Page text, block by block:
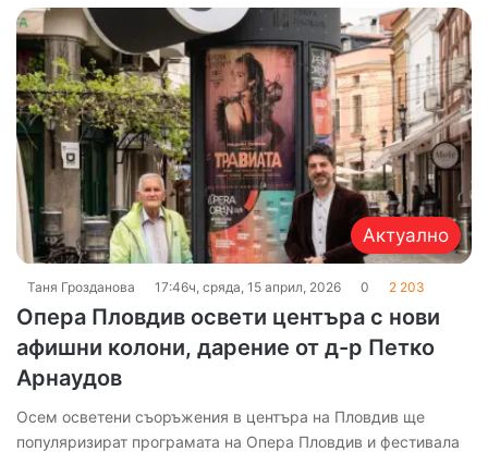
Актуално
Таня Грозданова 17:46ч, сряда, 15 април, 2026 0 2 203
Опера Пловдив освети центъра с нови
афишни колони, дарение от д-р Петко
Арнаудов
Осем осветени съоръжения в центъра на Пловдив ще
популяризират програмата на Опера Пловдив и фестивала